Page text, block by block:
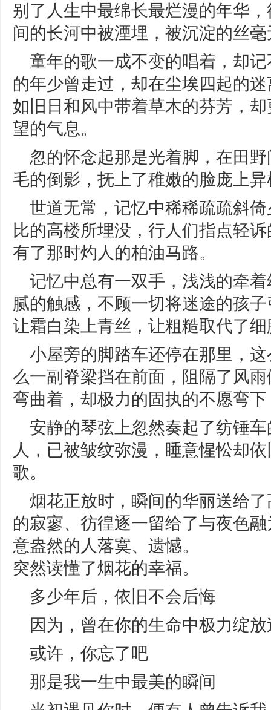
别了人生中最绵长最烂漫的年华
间的长河中被湮埋，被沉淀的丝
童年的歌一成不变的唱着，却
的年少曾走过，却在尘埃四起的
如旧日和风中带着草木的芬芳，
望的气息。
忽的怀念起那是光着脚，在田
毛的倒影，抚上了稚嫩的脸庞上
世道无常，记忆中稀稀疏疏斜
比的高楼所埋没，行人们指点轻
有了那时灼人的柏油马路。
记忆中总有一双手，浅浅的牵
腻的触感，不顾一切将迷途的孩
让霜白染上青丝，让粗糙取代了细
小屋旁的脚踏车还停在那里，
么一副脊梁挡在前面，阻隔了风
弯曲着，却极力的固执的不愿弯
安静的琴弦上忽然奏起了纺锤
人，已被皱纹弥漫，睡意惺忪却
歌。
烟花正放时，瞬间的华丽送给
的寂寥、彷徨逐一留给了与夜色
意盎然的人落寞、遗憾。
突然读懂了烟花的幸福。
多少年后，依旧不会后悔
因为，曾在你的生命中极力绽放
或许，你忘了吧
那是我一生中最美的瞬间